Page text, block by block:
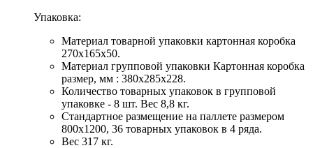
Упаковка:
Материал товарной упаковки картонная коробка
270х165х50.
Материал групповой упаковки Картонная коробка
размер, мм : 380х285х228.
Количество товарных упаковок в групповой
упаковке - 8 шт. Вес 8,8 кг.
Стандартное размещение на паллете размером
800х1200, 36 товарных упаковок в 4 ряда.
Вес 317 кг.